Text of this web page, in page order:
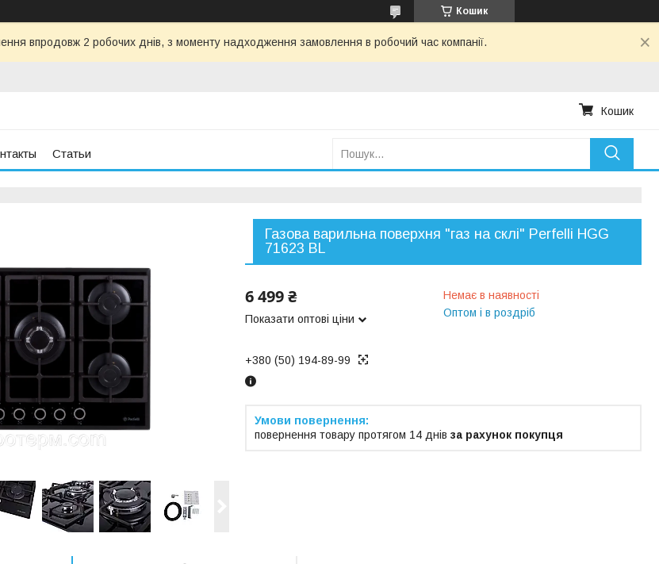
Кошик
впродовж 2 робочих днів, з моменту надходження замовлення в робочий час компанії.
Кошик
Статьи
Газова варильна поверхня "газ на склі" Perfelli HGG
71623 BL
6 499 ₴
Показати оптові ціни
Немає в наявності
Оптом і в роздріб
+380 (50) 194-89-99
повернення товару протягом 14 днів за рахунок покупця